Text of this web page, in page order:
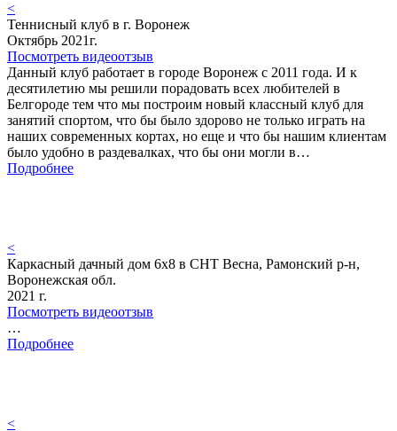
<
Теннисный клуб в г. Воронеж
Октябрь 2021г.
Посмотреть видеоотзыв
Данный клуб работает в городе Воронеж с 2011 года. И к
десятилетию мы решили порадовать всех любителей в
Белгороде тем что мы построим новый классный клуб для
занятий спортом, что бы было здорово не только играть на
наших современных кортах, но еще и что бы нашим клиентам
было удобно в раздевалках, что бы они могли в…
Подробнее
<
Каркасный дачный дом 6х8 в СНТ Весна, Рамонский р-н,
Воронежская обл.
2021 г.
Посмотреть видеоотзыв
…
Подробнее
<